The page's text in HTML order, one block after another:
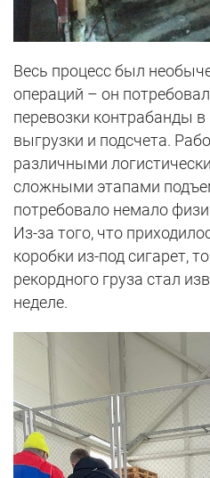
Весь процесс был
операций – он
перевозки контрабанды в
выгрузки и подсчета.
различными
сложными этапами
потребовало немало
Из-за того, что
коробки из-под сигарет,
рекордного груза стал
неделе.